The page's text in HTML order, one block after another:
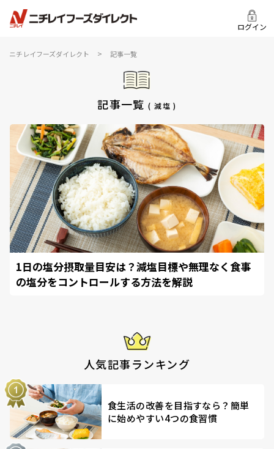
ログイン
ニチレイフーズダイレクト > 記事一覧
記事一覧( 減塩 )
1日の塩分摂取量目安は？減塩目標や無理なく食事
の塩分をコントロールする方法を解説
人気記事ランキング
食生活の改善を目指すなら？簡単
に始めやすい4つの食習慣